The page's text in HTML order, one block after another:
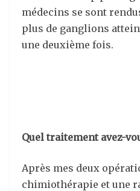
médecins se sont
plus de ganglions
une deuxième fois.
Quel traitement avez-
Après mes deux
chimiothérapie et une